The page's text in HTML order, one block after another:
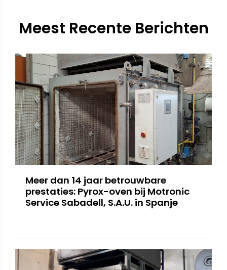
Meest Recente Berichten
Meer dan 14 jaar betrouwbare
prestaties: Pyrox-oven bij Motronic
Service Sabadell, S.A.U. in Spanje